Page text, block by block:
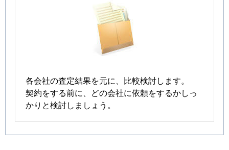
各会社の査定結果を元に、比較検討します。
契約をする前に、どの会社に依頼をするかしっ
かりと検討しましょう。